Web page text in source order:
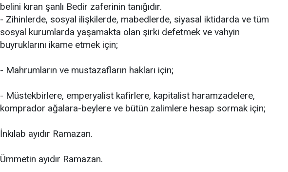
belini kıran şanlı Bedir zaferinin tanığıdır.
- Zihinlerde, sosyal ilişkilerde, mabedlerde, siyasal iktidarda ve tüm
sosyal kurumlarda yaşamakta olan şirki defetmek ve vahyin
buyruklarını ikame etmek için;
- Mahrumların ve mustazafların hakları için;
- Müstekbirlere, emperyalist kafirlere, kapitalist haramzadelere,
komprador ağalara-beylere ve bütün zalimlere hesap sormak için;
İnkılab ayıdır Ramazan.
Ümmetin ayıdır Ramazan.